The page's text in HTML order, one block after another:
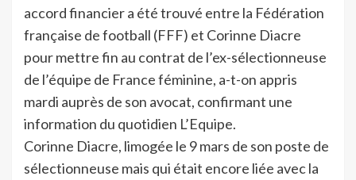
accord financier a été trouvé entre la Fédération
française de football (FFF) et Corinne Diacre
pour mettre fin au contrat de l’ex-sélectionneuse
de l’équipe de France féminine, a-t-on appris
mardi auprès de son avocat, confirmant une
information du quotidien L’Equipe.
Corinne Diacre, limogée le 9 mars de son poste de
sélectionneuse mais qui était encore liée avec la